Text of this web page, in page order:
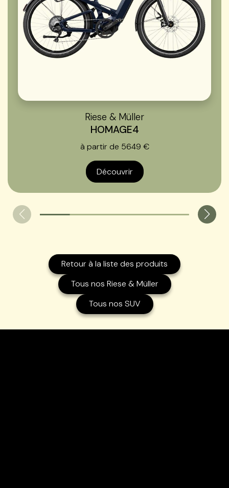
Riese & Müller
HOMAGE4
à partir de 5649 €
Découvrir
Retour à la liste des produits
Tous nos Riese & Müller
Tous nos SUV